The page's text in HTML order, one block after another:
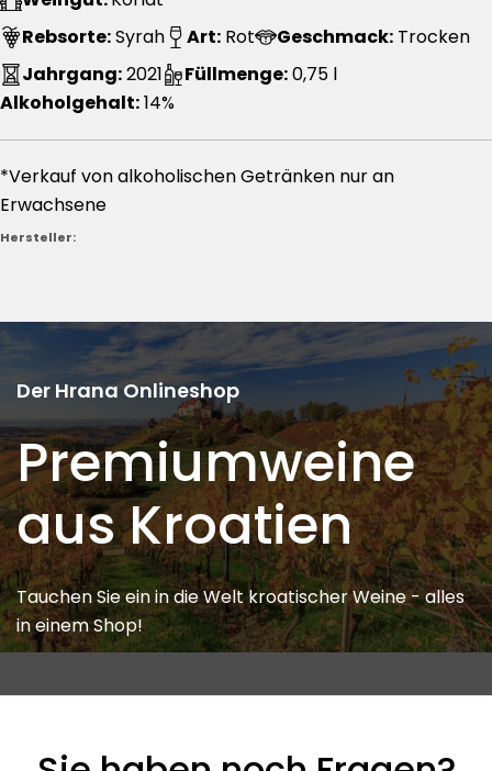
Rebsorte:Syrah Art: Rot Geschmack: Trocken
Jahrgang:2021 Füllmenge:0,75 l
Alkoholgehalt:14%
*Verkauf von alkoholischen Getränken nur an
Erwachsene
Hersteller:
Der Hrana Onlineshop
Premiumweine
aus Kroatien
Tauchen Sie ein in die Welt kroatischer Weine - alles
in einem Shop!